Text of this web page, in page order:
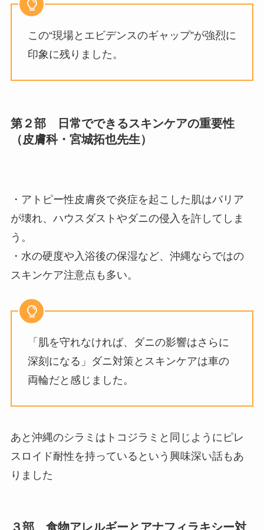
この“現場とエビデンスのギャップ”が強烈に
印象に残りました。
第２部 日常でできるスキンケアの重要性
（皮膚科・宮城拓也先生）
・アトピー性皮膚炎で炎症を起こした肌はバリア
が壊れ、ハウスダストやダニの侵入を許してしま
う。
・水の硬度や入浴後の保湿など、沖縄ならではの
スキンケア注意点も多い。
「肌を守れなければ、ダニの影響はさらに
深刻になる」ダニ対策とスキンケアは車の
両輪だと感じました。
あと沖縄のシラミはトコジラミと同じようにピレ
スロイド耐性を持っているという興味深い話もあ
りました
３部 食物アレルギーとアナフィラキシー対